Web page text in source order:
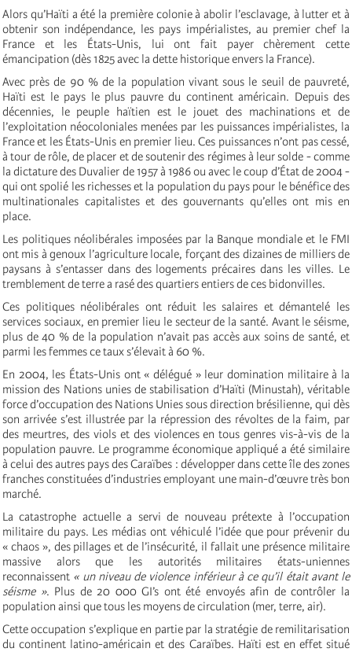
Alors qu’Haïti a été la première colonie à abolir l’esclavage, à lutter et à
obtenir son indépendance, les pays impérialistes, au premier chef la
France et les États-Unis, lui ont fait payer chèrement cette
émancipation (dès 1825 avec la dette historique envers la France).
Avec près de 90 % de la population vivant sous le seuil de pauvreté,
Haïti est le pays le plus pauvre du continent américain. Depuis des
décennies, le peuple haïtien est le jouet des machinations et de
l’exploitation néocoloniales menées par les puissances impérialistes, la
France et les États-Unis en premier lieu. Ces puissances n’ont pas cessé,
à tour de rôle, de placer et de soutenir des régimes à leur solde - comme
la dictature des Duvalier de 1957 à 1986 ou avec le coup d’État de 2004 -
qui ont spolié les richesses et la population du pays pour le bénéfice des
multinationales capitalistes et des gouvernants qu’elles ont mis en
place.
Les politiques néolibérales imposées par la Banque mondiale et le FMI
ont mis à genoux l’agriculture locale, forçant des dizaines de milliers de
paysans à s’entasser dans des logements précaires dans les villes. Le
tremblement de terre a rasé des quartiers entiers de ces bidonvilles.
Ces politiques néolibérales ont réduit les salaires et démantelé les
services sociaux, en premier lieu le secteur de la santé. Avant le séisme,
plus de 40 % de la population n’avait pas accès aux soins de santé, et
parmi les femmes ce taux s’élevait à 60 %.
En 2004, les États-Unis ont « délégué » leur domination militaire à la
mission des Nations unies de stabilisation d’Haïti (Minustah), véritable
force d’occupation des Nations Unies sous direction brésilienne, qui dès
son arrivée s’est illustrée par la répression des révoltes de la faim, par
des meurtres, des viols et des violences en tous genres vis-à-vis de la
population pauvre. Le programme économique appliqué a été similaire
à celui des autres pays des Caraïbes : développer dans cette île des zones
franches constituées d’industries employant une main-d’œuvre très bon
marché.
La catastrophe actuelle a servi de nouveau prétexte à l’occupation
militaire du pays. Les médias ont véhiculé l’idée que pour prévenir du
« chaos », des pillages et de l’insécurité, il fallait une présence militaire
massive alors que les autorités militaires états-uniennes
reconnaissent « un niveau de violence inférieur à ce qu’il était avant le
séisme ». Plus de 20 000 GI’s ont été envoyés afin de contrôler la
population ainsi que tous les moyens de circulation (mer, terre, air).
Cette occupation s’explique en partie par la stratégie de remilitarisation
du continent latino-américain et des Caraïbes. Haïti est en effet situé